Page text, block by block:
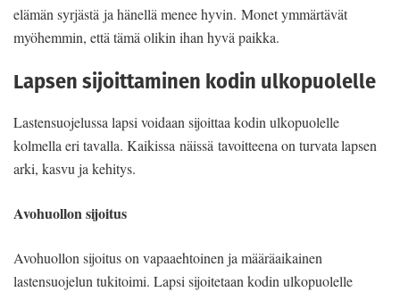
elämän syrjästä ja hänellä menee hyvin. Monet ymmärtävät
myöhemmin, että tämä olikin ihan hyvä paikka.
Lapsen sijoittaminen kodin ulkopuolelle
Lastensuojelussa lapsi voidaan sijoittaa kodin ulkopuolelle
kolmella eri tavalla. Kaikissa näissä tavoitteena on turvata lapsen
arki, kasvu ja kehitys.
Avohuollon sijoitus
Avohuollon sijoitus on vapaaehtoinen ja määräaikainen
lastensuojelun tukitoimi. Lapsi sijoitetaan kodin ulkopuolelle